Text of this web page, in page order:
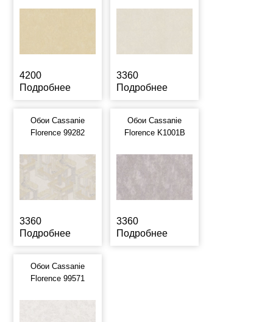
4200
Подробнее
3360
Подробнее
Обои Cassanie
Florence 99282
3360
Подробнее
Обои Cassanie
Florence K1001B
3360
Подробнее
Обои Cassanie
Florence 99571